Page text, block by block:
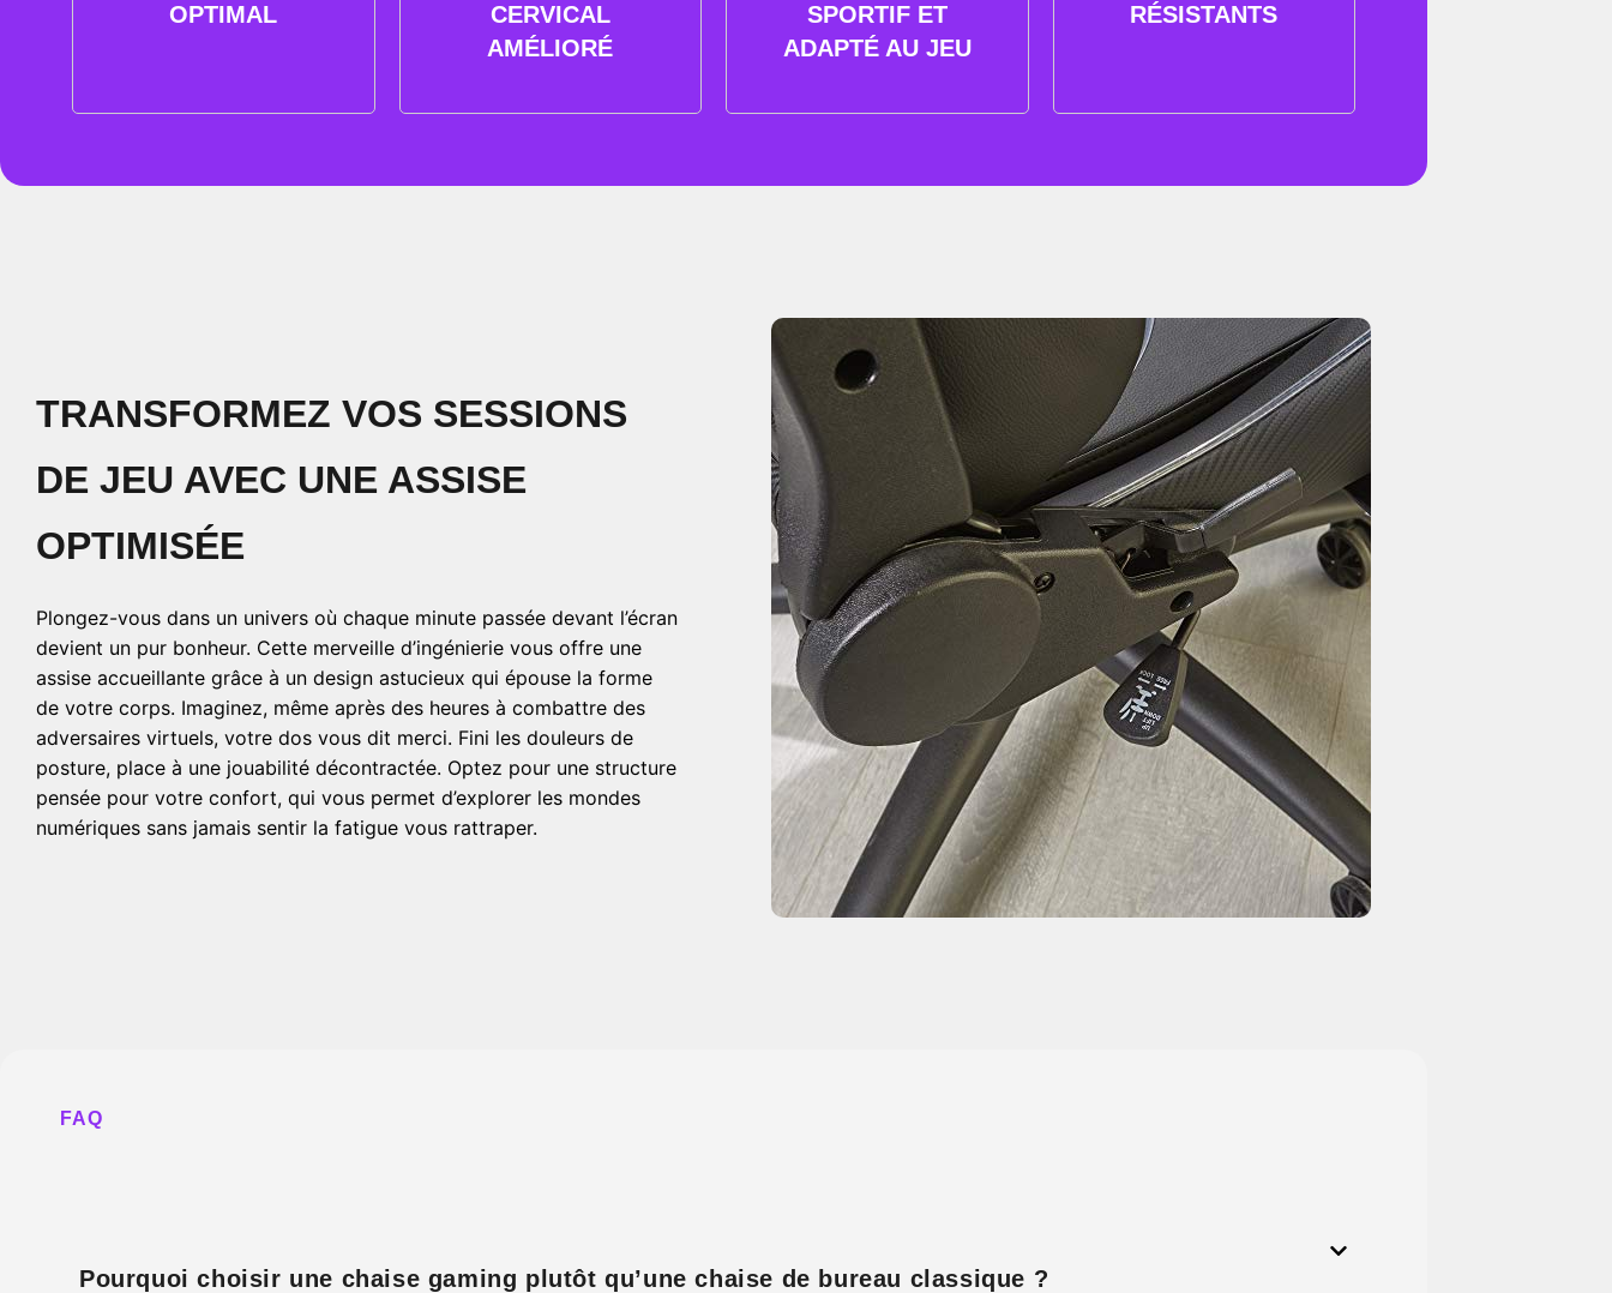
OPTIMAL
CERVICAL
AMÉLIORÉ
SPORTIF ET
ADAPTÉ AU JEU
RÉSISTANTS
TRANSFORMEZ VOS SESSIONS
DE JEU AVEC UNE ASSISE
OPTIMISÉE
Plongez-vous dans un univers où chaque minute passée devant l’écran
devient un pur bonheur. Cette merveille d’ingénierie vous offre une
assise accueillante grâce à un design astucieux qui épouse la forme
de votre corps. Imaginez, même après des heures à combattre des
adversaires virtuels, votre dos vous dit merci. Fini les douleurs de
posture, place à une jouabilité décontractée. Optez pour une structure
pensée pour votre confort, qui vous permet d’explorer les mondes
numériques sans jamais sentir la fatigue vous rattraper.
FAQ
Pourquoi choisir une chaise gaming plutôt qu’une chaise de bureau classique ?